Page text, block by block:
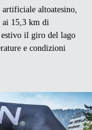
artificiale altoatesino,
ai 15,3 km di
estivo il giro del lago
e condizioni